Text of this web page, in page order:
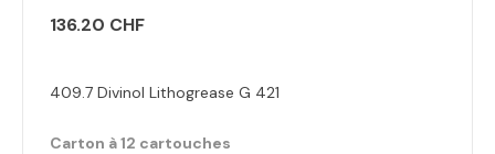
136.20 CHF
409.7 Divinol Lithogrease G 421
Carton à 12 cartouches